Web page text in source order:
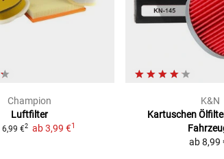
Champion
Luftfilter
6,99 €2 ab3,99 €1
K&N
Kartuschen
ab 8,99